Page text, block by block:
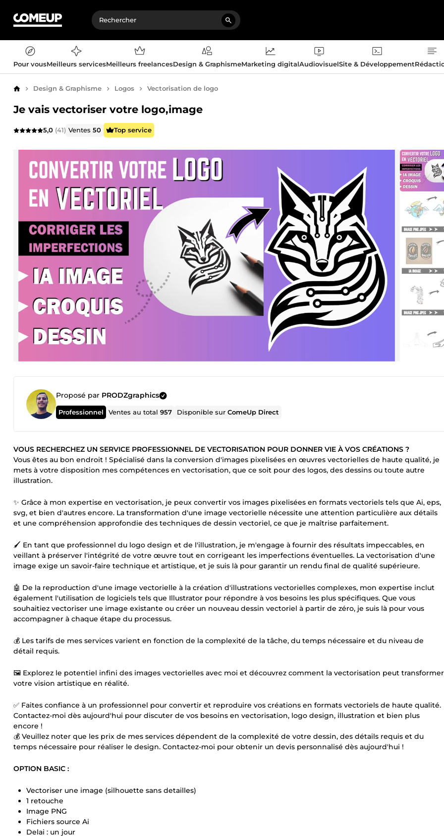
Pour vousMeilleurs servicesMeilleurs freelancesDesign & GraphismeMarketing digitalAudiovisuelSite & Développement
AccueilDesign & Graphisme Logos Vectorisation de logo
Je vais vectoriser votre logo,image
5,0 (41) Ventes50 Top service
Proposé par PRODZgraphics
Professionnel Ventes au total957 Disponible surComeUp Direct
VOUS RECHERCHEZ UN SERVICE PROFESSIONNEL DE VECTORISATION POUR DONNER VIE À VOS CRÉATIONS ?
Vous êtes au bon endroit ! Spécialisé dans la conversion d'images pixelisées en œuvres vectorielles de haute qualité, je
mets à votre disposition mes compétences en vectorisation, que ce soit pour des logos, des dessins ou toute autre
illustration.
✨ Grâce à mon expertise en vectorisation, je peux convertir vos images pixelisées en formats vectoriels tels que Ai, eps,
svg, et bien d'autres encore. La transformation d'une image vectorielle nécessite une attention particulière aux détails
et une compréhension approfondie des techniques de dessin vectoriel, ce que je maîtrise parfaitement.
🖌️ En tant que professionnel du logo design et de l'illustration, je m'engage à fournir des résultats impeccables, en
veillant à préserver l'intégrité de votre œuvre tout en corrigeant les imperfections éventuelles. La vectorisation d'une
image exige un savoir-faire technique et artistique, et je suis là pour garantir un rendu final de qualité supérieure.
🤖 De la reproduction d'une image vectorielle à la création d'illustrations vectorielles complexes, mon expertise inclut
également l'utilisation de logiciels tels que Illustrator pour répondre à vos besoins les plus spécifiques. Que vous
souhaitiez vectoriser une image existante ou créer un nouveau dessin vectoriel à partir de zéro, je suis là pour vous
accompagner à chaque étape du processus.
💰 Les tarifs de mes services varient en fonction de la complexité de la tâche, du temps nécessaire et du niveau de
détail requis.
🖼️ Explorez le potentiel infini des images vectorielles avec moi et découvrez comment la vectorisation peut transformer
votre vision artistique en réalité.
✅ Faites confiance à un professionnel pour convertir et reproduire vos créations en formats vectoriels de haute qualité.
Contactez-moi dès aujourd'hui pour discuter de vos besoins en vectorisation, logo design, illustration et bien plus
encore !
💰 Veuillez noter que les prix de mes services dépendent de la complexité de votre dessin, des détails requis et du
temps nécessaire pour réaliser le design. Contactez-moi pour obtenir un devis personnalisé dès aujourd'hui !
OPTION BASIC :
Vectoriser une image (silhouette sans detailles)
1 retouche
Image PNG
Fichiers source Ai
Delai : un jour